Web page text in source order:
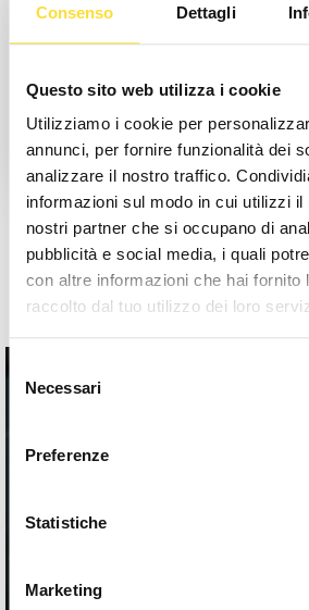
Consenso Dettagli
Questo sito web utilizza i cookie
Utilizziamo i cookie per
annunci, per fornire funzionalità dei
analizzare il nostro traffico.
informazioni sul modo in cui utilizzi
nostri partner che si occupano di
pubblicità e social media, i quali
con altre informazioni che hai fornito
raccolto dal tuo utilizzo dei loro
delNecessari
Preferenze
Statistiche
Marketing
Track new orders
Create Account